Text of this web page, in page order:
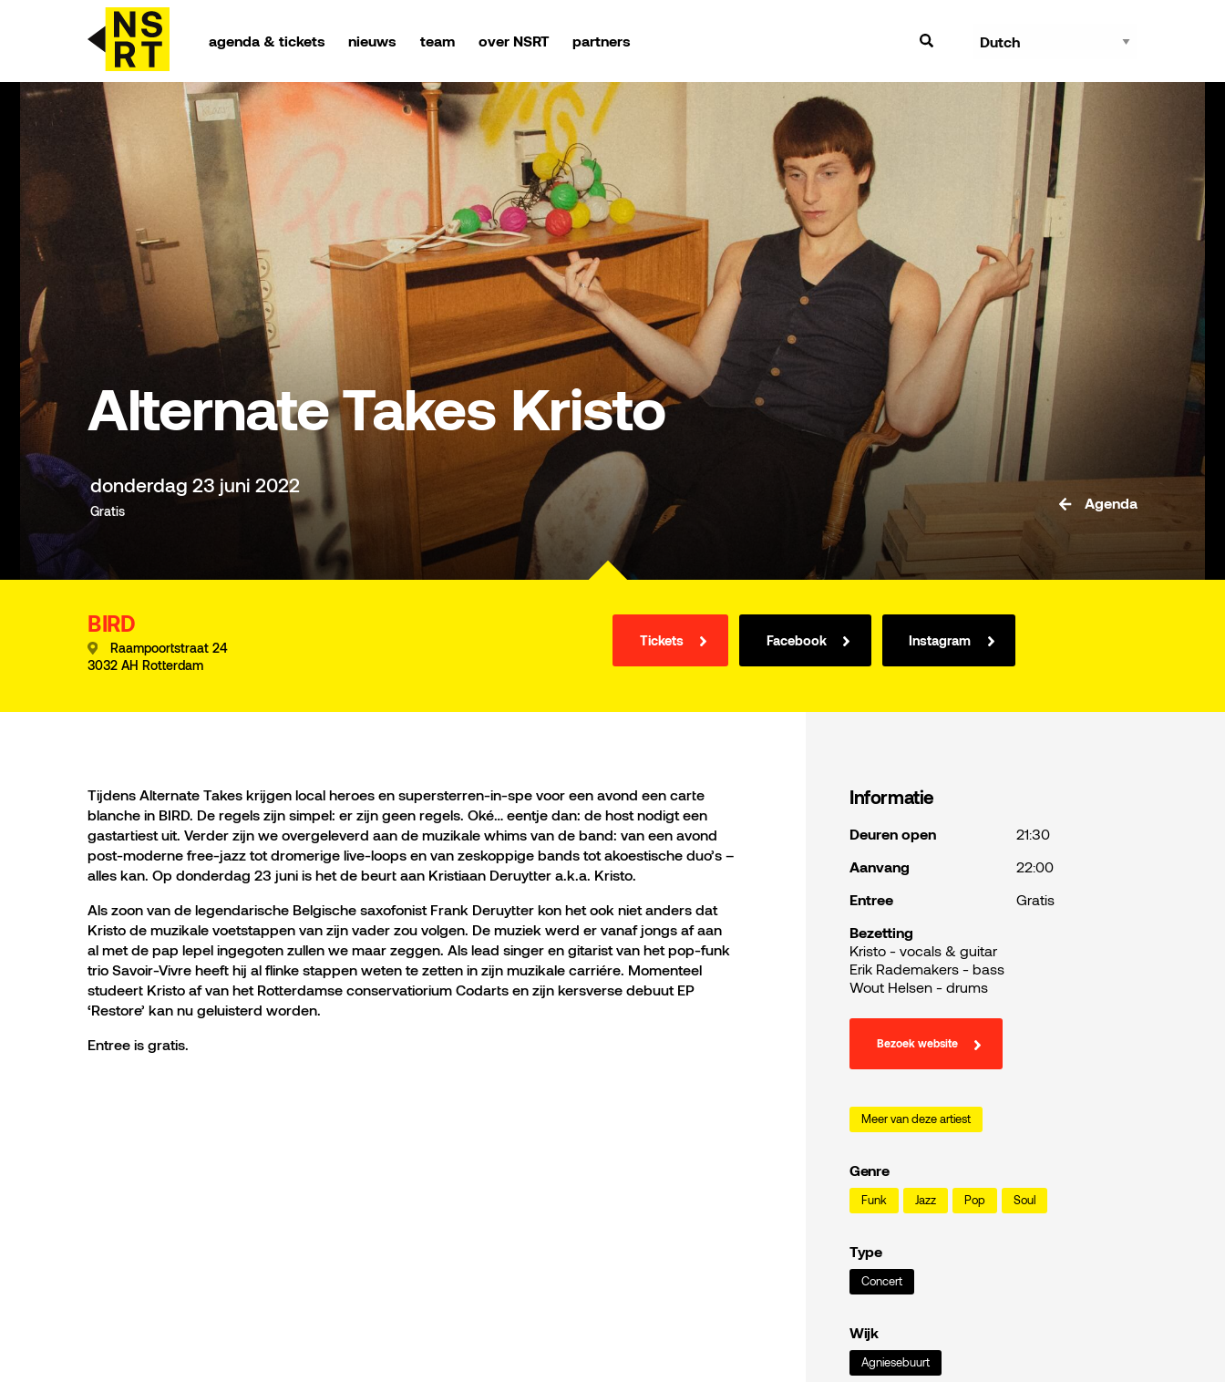
agenda & tickets nieuws team over NSRT partners
agenda & tickets
nieuws
team
over NSRT
partners
Alternate Takes Kristo
donderdag 23 juni 2022
Gratis Agenda
BIRD
Raampoortstraat 24
3032 AH Rotterdam
Tickets Facebook Instagram
Tijdens Alternate Takes krijgen local heroes en supersterren-in-spe voor een avond een carte
blanche in BIRD. De regels zijn simpel: er zijn geen regels. Oké… eentje dan: de host nodigt een
gastartiest uit. Verder zijn we overgeleverd aan de muzikale whims van de band: van een avond
post-moderne free-jazz tot dromerige live-loops en van zeskoppige bands tot akoestische duo’s –
alles kan. Op donderdag 23 juni is het de beurt aan Kristiaan Deruytter a.k.a. Kristo.
Als zoon van de legendarische Belgische saxofonist Frank Deruytter kon het ook niet anders dat
Kristo de muzikale voetstappen van zijn vader zou volgen. De muziek werd er vanaf jongs af aan
al met de pap lepel ingegoten zullen we maar zeggen. Als lead singer en gitarist van het pop-funk
trio Savoir-Vivre heeft hij al flinke stappen weten te zetten in zijn muzikale carriére. Momenteel
studeert Kristo af van het Rotterdamse conservatiorium Codarts en zijn kersverse debuut EP
‘Restore’ kan nu geluisterd worden.
Entree is gratis.
Informatie
Deuren open
21:30
Aanvang
22:00
Entree
Gratis
Bezetting
Kristo - vocals & guitar
Erik Rademakers - bass
Wout Helsen - drums
Bezoek website
Meer van deze artiest
Genre
Funk Jazz Pop Soul
Type
Concert
Wijk
Agniesebuurt